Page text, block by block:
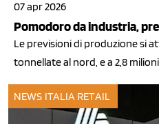
07 apr 2026
Pomodoro da industria,
Le previsioni di produzione si
tonnellate al nord, e a 2,8
NEWS ITALIA RETAIL